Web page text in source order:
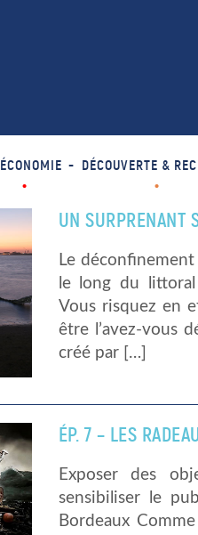
ÉCONOMIE DÉCOUVERTE &
UN SURPRENANT
Le
le long du littoral
Vous risquez en
être l’avez-vous
créé par […]
ÉP. 7 – LES
Exposer des
sensibiliser le
Bordeaux